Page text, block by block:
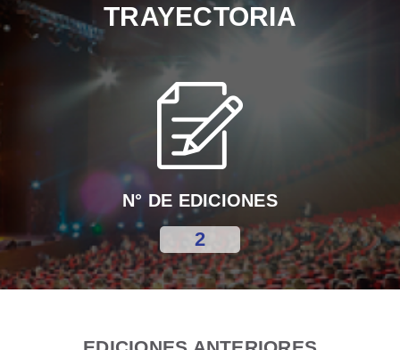
TRAYECTORIA
N° DE EDICIONES
2